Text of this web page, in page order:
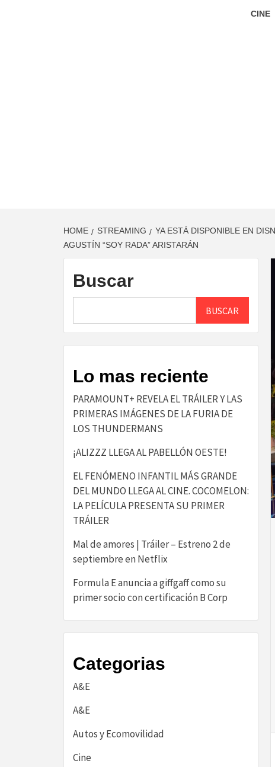
CINE
HOME STREAMING
YA ESTÁ DISPONIBLE EN
AGUSTÍN “SOY RADA” ARISTARÁN
Buscar
BUSCAR
Lo mas reciente
PARAMOUNT+ REVELA EL TRÁILER Y LAS
PRIMERAS IMÁGENES DE LA FURIA DE
LOS THUNDERMANS
¡ALIZZZ LLEGA AL PABELLÓN OESTE!
EL FENÓMENO INFANTIL MÁS GRANDE
DEL MUNDO LLEGA AL CINE. COCOMELON:
LA PELÍCULA PRESENTA SU PRIMER
TRÁILER
Mal de amores | Tráiler – Estreno 2 de
septiembre en Netflix
​Formula E anuncia a giffgaff como su
primer socio con certificación B Corp​
Categorias
A&E
A&E
Autos y Ecomovilidad
Cine